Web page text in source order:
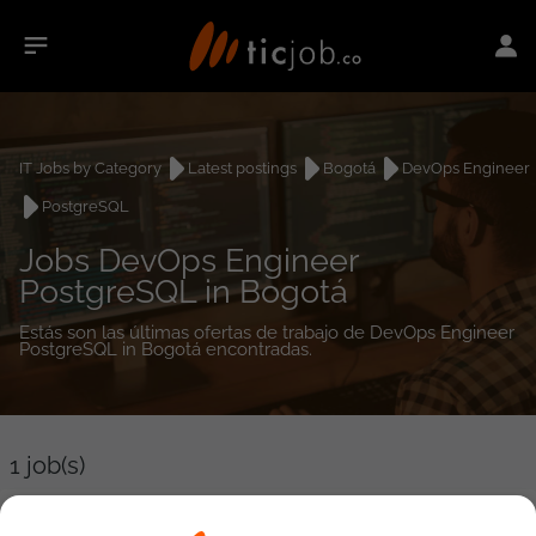
IT Jobs by Category Latest postings Bogotá
DevOps Engineer
PostgreSQL
Jobs DevOps Engineer
PostgreSQL in Bogotá
Estás son las últimas ofertas de trabajo de DevOps Engineer
PostgreSQL in Bogotá encontradas.
1 job(s)